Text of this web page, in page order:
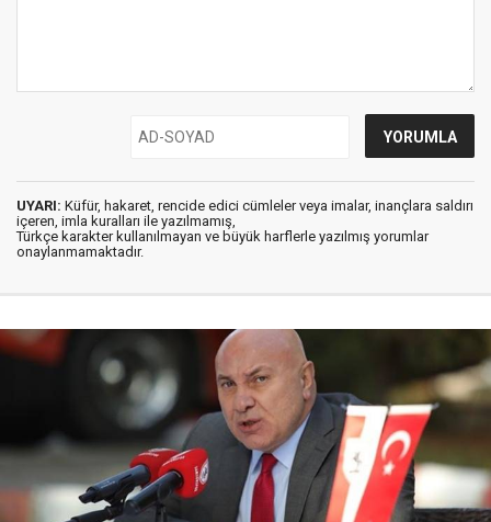
UYARI: Küfür, hakaret, rencide edici cümleler veya imalar, inançlara saldırı
içeren, imla kuralları ile yazılmamış,
Türkçe karakter kullanılmayan ve büyük harflerle yazılmış yorumlar
onaylanmamaktadır.